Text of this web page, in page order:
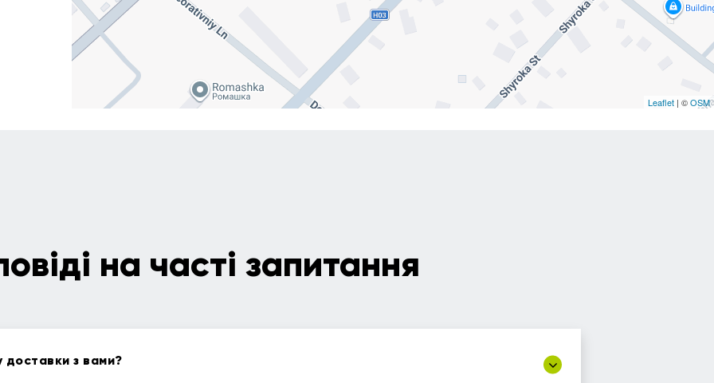
Leaflet | ©OSM
на часті запитання
доставки з вами?